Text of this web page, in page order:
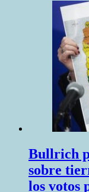
Bullrich
sobre
los votos